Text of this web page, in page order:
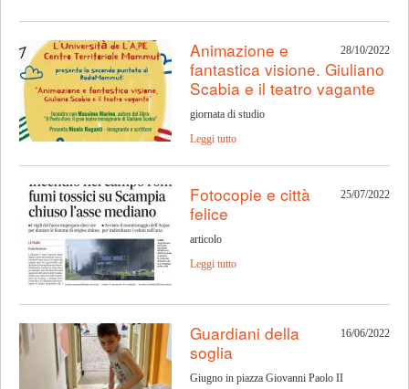
28/10/2022
Animazione e
fantastica visione. Giuliano
Scabia e il teatro vagante
giornata di studio
Leggi tutto
25/07/2022
Fotocopie e città
felice
articolo
Leggi tutto
16/06/2022
Guardiani della
soglia
Giugno in piazza Giovanni Paolo II